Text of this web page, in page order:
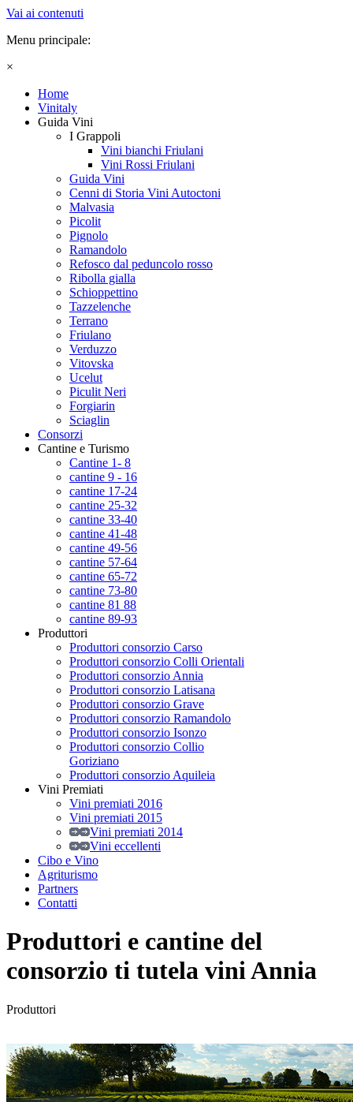
Vai ai contenuti
Menu principale:
×
Home
Vinitaly
Guida Vini
I Grappoli
Vini bianchi Friulani
Vini Rossi Friulani
Guida Vini
Cenni di Storia Vini Autoctoni
Malvasia
Picolit
Pignolo
Ramandolo
Refosco dal peduncolo rosso
Ribolla gialla
Schioppettino
Tazzelenche
Terrano
Friulano
Verduzzo
Vitovska
Ucelut
Piculit Neri
Forgiarin
Sciaglin
Consorzi
Cantine e Turismo
Cantine 1- 8
cantine 9 - 16
cantine 17-24
cantine 25-32
cantine 33-40
cantine 41-48
cantine 49-56
cantine 57-64
cantine 65-72
cantine 73-80
cantine 81 88
cantine 89-93
Produttori
Produttori consorzio Carso
Produttori consorzio Colli Orientali
Produttori consorzio Annia
Produttori consorzio Latisana
Produttori consorzio Grave
Produttori consorzio Ramandolo
Produttori consorzio Isonzo
Produttori consorzio Collio
Goriziano
Produttori consorzio Aquileia
Vini Premiati
Vini premiati 2016
Vini premiati 2015
Vini premiati 2014
Vini eccellenti
Cibo e Vino
Agriturismo
Partners
Contatti
Produttori e cantine del
consorzio ti tutela vini Annia
Produttori